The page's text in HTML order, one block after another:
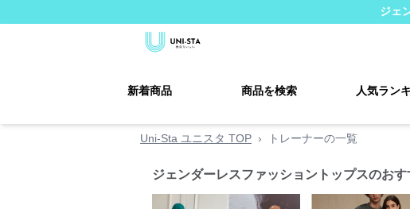
ジェ
新着商品 商品を検索 人気ラン
Uni-Sta ユニスタ TOP › トレーナーの一覧
ジェンダーレスファッショントップスのお